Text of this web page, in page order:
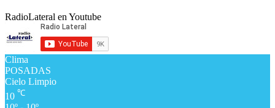
RadioLateral en Youtube
Clima
POSADAS
Cielo Limpio
10 ℃